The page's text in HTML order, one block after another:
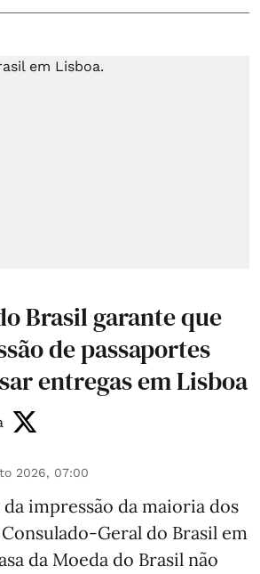
Brasil garante que
de passaportes
entregas em Lisboa
2026, 07:00
impressão da maioria dos
Geral do Brasil em
da Moeda do Brasil não